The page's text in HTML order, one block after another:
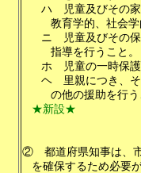
ハ
児童及びその
教育学的、社会
ニ
児童及びその
指導を行うこと。
ホ
児童の一時保
ヘ
里親につき、
の他の援助を行う
★新設★
②
都道府県知事は、
を確保するため必要